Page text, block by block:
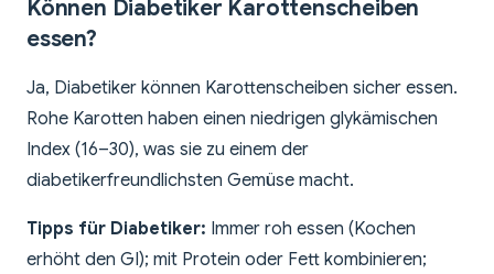
Können Diabetiker Karottenscheiben
essen?
Ja, Diabetiker können Karottenscheiben sicher essen.
Rohe Karotten haben einen niedrigen glykämischen
Index (16–30), was sie zu einem der
diabetikerfreundlichsten Gemüse macht.
Tipps für Diabetiker: Immer roh essen (Kochen
erhöht den GI); mit Protein oder Fett kombinieren;